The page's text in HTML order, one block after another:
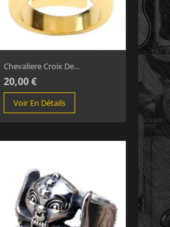
Chevaliere Croix De...
20,00 €
Voir En Détails